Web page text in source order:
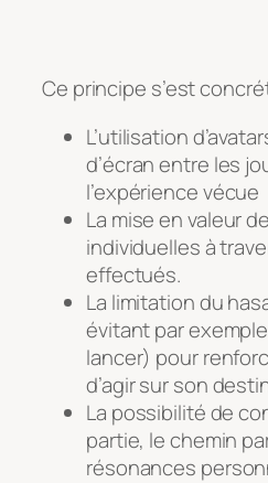
Ce principe s’est
L’utilisation
d’écran entre les
l’expérience vécue
La mise en valeur
individuelles à
effectués.
La limitation du
évitant par
lancer) pour
d’agir sur son
La possibilité de
partie, le chemin
résonances